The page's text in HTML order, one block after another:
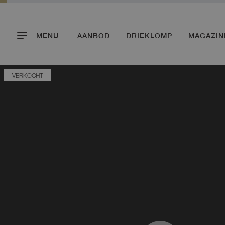
MENU AANBOD DRIEKLOMP
VERKOCHT